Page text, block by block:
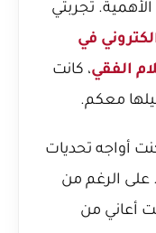
تجربتي
في
الفقي، كانت
معكم.
أواجه تحديات
على الرغم من
أعاني من